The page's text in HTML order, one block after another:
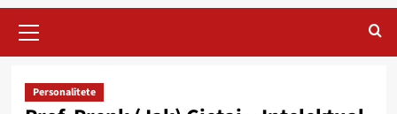
Menu
Personalitete